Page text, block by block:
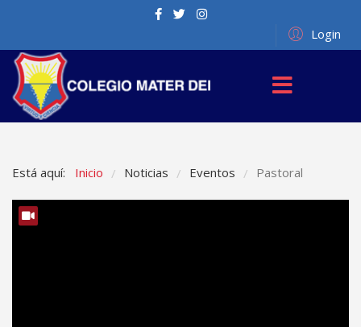
Login
Está aquí: Inicio / Noticias / Eventos / Pastoral